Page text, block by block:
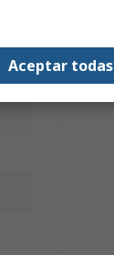
Aceptar todas